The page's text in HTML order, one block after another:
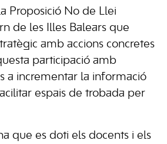
Proposició No de Llei
de les Illes Balears que
amb accions concretes
participació amb
a incrementar la informació
espais de trobada per
que es doti els docents i els